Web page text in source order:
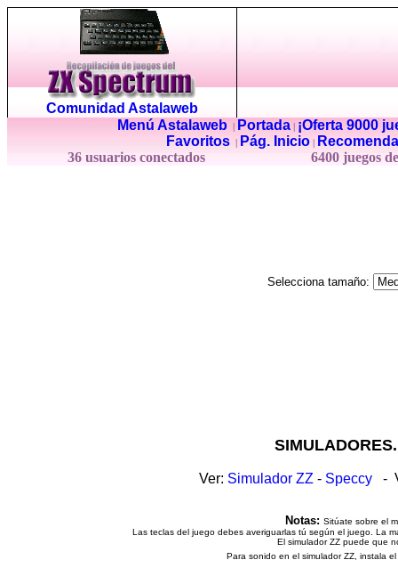
Comunidad Astalaweb
Menú Astalaweb| Portada|
¡Oferta 9000
Favoritos
Pág. Inicio
36 usuarios conectados
6400 juegos
Selecciona tamaño:
Ver: Simulador ZZ - Speccy -
Notas: Sitúate sobre el
Las teclas del juego debes averiguarlas tú según el juego. La
El simulador ZZ puede que
Para sonido en el simulador ZZ, instala